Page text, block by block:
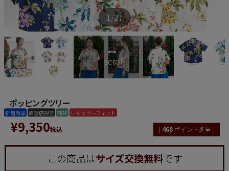
レーベルから探す
1 /27
scroll
ポッピングツリー
新着商品 直営店限定 開襟 レギュラーフィット
¥9,350税込 [ 468 ポイント進呈 ]
この商品はサイズ交換無料です